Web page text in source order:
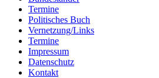
Termine
Politisches Buch
Vernetzung/Links
Termine
Impressum
Datenschutz
Kontakt